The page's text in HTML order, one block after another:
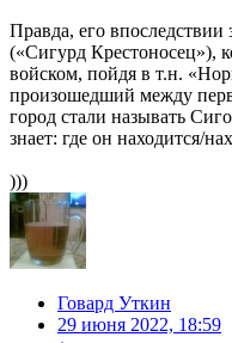
Правда, его впоследствии
(«Сигурд Крестоносец»),
войском, пойдя в т.н.
произошедший между
город стали называть
знает: где он находится/
)))
Говард Уткин
29 июня 2022, 18:59